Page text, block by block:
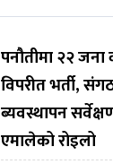
पनौतीमा २२ जना
विपरीत भर्ती,
ब्यवस्थापन
एमालेको रोइलो